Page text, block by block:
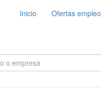
Inicio Ofertas empleo